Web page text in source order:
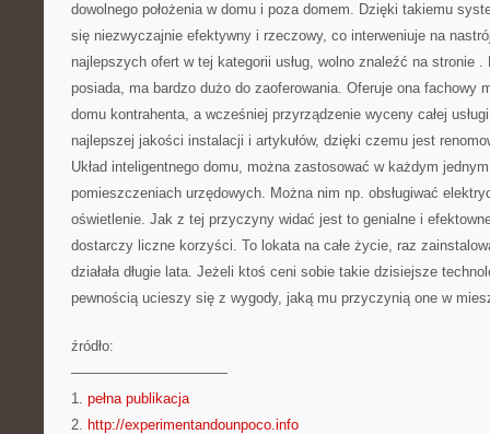
dowolnego położenia w domu i poza domem. Dzięki takiemu
się niezwyczajnie efektywny i rzeczowy, co interweniuje na
najlepszych ofert w tej kategorii usług, wolno znaleźć na stronie .
posiada, ma bardzo dużo do zaoferowania. Oferuje ona fachowy
domu kontrahenta, a wcześniej przyrządzenie wyceny całej
najlepszej jakości instalacji i artykułów, dzięki czemu jest
Układ inteligentnego domu, można zastosować w każdym
pomieszczeniach urzędowych. Można nim np. obsługiwać
oświetlenie. Jak z tej przyczyny widać jest to genialne i
dostarczy liczne korzyści. To lokata na całe życie, raz
działała długie lata. Jeżeli ktoś ceni sobie takie dzisiejsze
pewnością ucieszy się z wygody, jaką mu przyczynią one w
źródło:
———————————
1. pełna publikacja
2. http://experimentandounpoco.info